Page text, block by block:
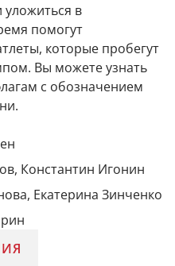
уложиться в
помогут
которые пробегут
Вы можете узнать
с обозначением
Константин Игонин
Екатерина Зинченко